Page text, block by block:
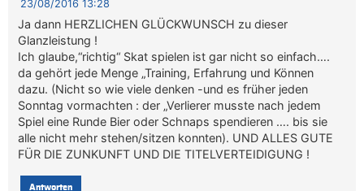
23/08/2016 13:28
Ja dann HERZLICHEN GLÜCKWUNSCH zu dieser
Glanzleistung !
Ich glaube,“richtig“ Skat spielen ist gar nicht so einfach….
da gehört jede Menge „Training, Erfahrung und Können
dazu. (Nicht so wie viele denken -und es früher jeden
Sonntag vormachten : der „Verlierer musste nach jedem
Spiel eine Runde Bier oder Schnaps spendieren …. bis sie
alle nicht mehr stehen/sitzen konnten). UND ALLES GUTE
FÜR DIE ZUNKUNFT UND DIE TITELVERTEIDIGUNG !
Antworten